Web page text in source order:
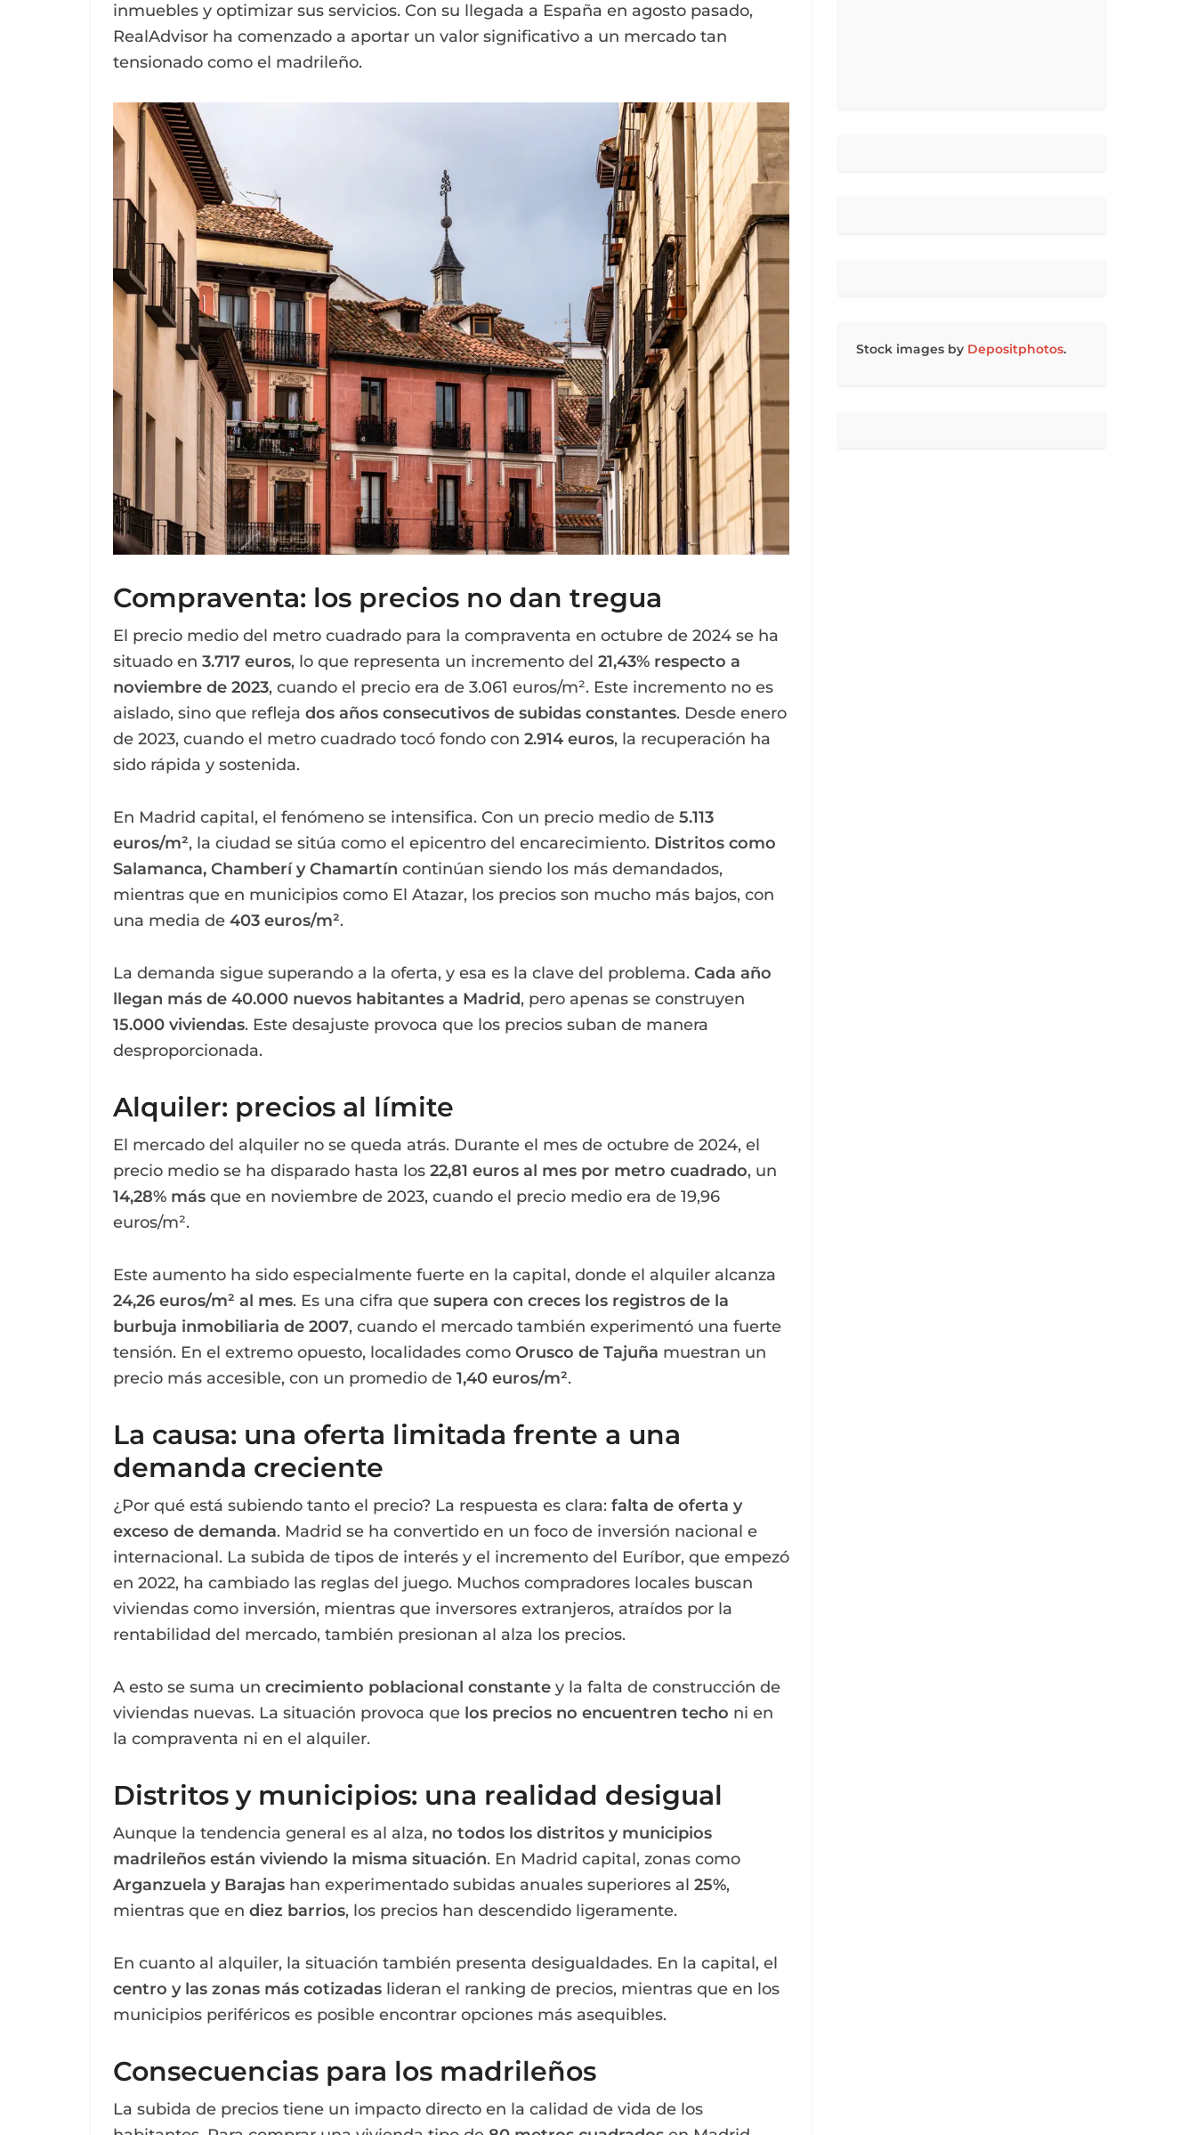
inmuebles y optimizar sus servicios. Con su llegada a España en agosto pasado,
RealAdvisor ha comenzado a aportar un valor significativo a un mercado tan
tensionado como el madrileño.
Compraventa: los precios no dan tregua
El precio medio del metro cuadrado para la compraventa en octubre de 2024 se ha
situado en 3.717 euros, lo que representa un incremento del 21,43% respecto a
noviembre de 2023, cuando el precio era de 3.061 euros/m². Este incremento no es
aislado, sino que refleja dos años consecutivos de subidas constantes. Desde enero
de 2023, cuando el metro cuadrado tocó fondo con 2.914 euros, la recuperación ha
sido rápida y sostenida.
En Madrid capital, el fenómeno se intensifica. Con un precio medio de 5.113
euros/m², la ciudad se sitúa como el epicentro del encarecimiento. Distritos como
Salamanca, Chamberí y Chamartín continúan siendo los más demandados,
mientras que en municipios como El Atazar, los precios son mucho más bajos, con
una media de 403 euros/m².
La demanda sigue superando a la oferta, y esa es la clave del problema. Cada año
llegan más de 40.000 nuevos habitantes a Madrid, pero apenas se construyen
15.000 viviendas. Este desajuste provoca que los precios suban de manera
desproporcionada.
Alquiler: precios al límite
El mercado del alquiler no se queda atrás. Durante el mes de octubre de 2024, el
precio medio se ha disparado hasta los 22,81 euros al mes por metro cuadrado, un
14,28% más que en noviembre de 2023, cuando el precio medio era de 19,96
euros/m².
Este aumento ha sido especialmente fuerte en la capital, donde el alquiler alcanza
24,26 euros/m² al mes. Es una cifra que supera con creces los registros de la
burbuja inmobiliaria de 2007, cuando el mercado también experimentó una fuerte
tensión. En el extremo opuesto, localidades como Orusco de Tajuña muestran un
precio más accesible, con un promedio de 1,40 euros/m².
La causa: una oferta limitada frente a una
demanda creciente
¿Por qué está subiendo tanto el precio? La respuesta es clara: falta de oferta y
exceso de demanda. Madrid se ha convertido en un foco de inversión nacional e
internacional. La subida de tipos de interés y el incremento del Euríbor, que empezó
en 2022, ha cambiado las reglas del juego. Muchos compradores locales buscan
viviendas como inversión, mientras que inversores extranjeros, atraídos por la
rentabilidad del mercado, también presionan al alza los precios.
A esto se suma un crecimiento poblacional constante y la falta de construcción de
viviendas nuevas. La situación provoca que los precios no encuentren techo ni en
la compraventa ni en el alquiler.
Distritos y municipios: una realidad desigual
Aunque la tendencia general es al alza, no todos los distritos y municipios
madrileños están viviendo la misma situación. En Madrid capital, zonas como
Arganzuela y Barajas han experimentado subidas anuales superiores al 25%,
mientras que en diez barrios, los precios han descendido ligeramente.
En cuanto al alquiler, la situación también presenta desigualdades. En la capital, el
centro y las zonas más cotizadas lideran el ranking de precios, mientras que en los
municipios periféricos es posible encontrar opciones más asequibles.
Consecuencias para los madrileños
La subida de precios tiene un impacto directo en la calidad de vida de los
Stock images by Depositphotos.